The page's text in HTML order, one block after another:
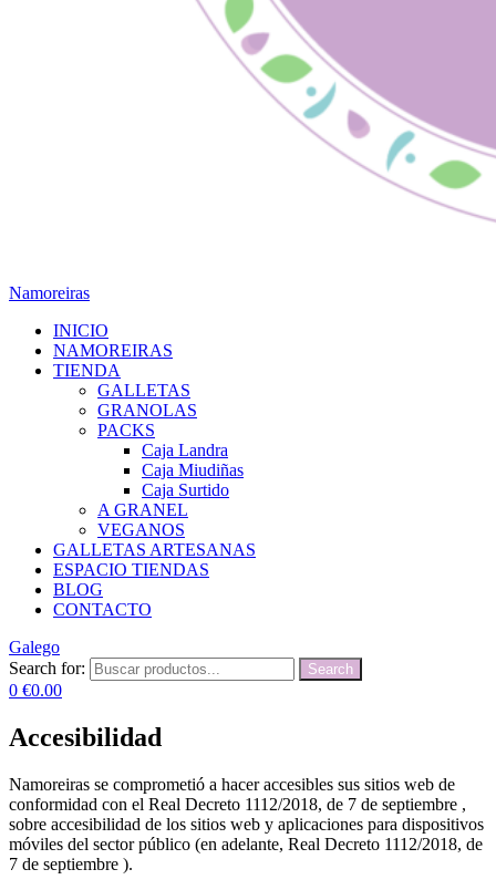
Namoreiras
INICIO
NAMOREIRAS
TIENDA
GALLETAS
GRANOLAS
PACKS
Caja Landra
Caja Miudiñas
Caja Surtido
A GRANEL
VEGANOS
GALLETAS ARTESANAS
ESPACIO TIENDAS
BLOG
CONTACTO
Galego
Search for:
Search
0 €0.00
Accesibilidad
Namoreiras se comprometió a hacer accesibles sus sitios web de
conformidad con el Real Decreto 1112/2018, de 7 de septiembre ,
sobre accesibilidad de los sitios web y aplicaciones para dispositivos
móviles del sector público (en adelante, Real Decreto 1112/2018, de
7 de septiembre ).